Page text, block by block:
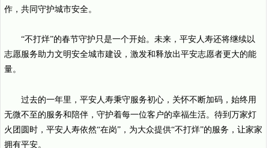
作，共同守护城市安全。
“不打烊”的春节守护只是一个开始。未来，平安人寿还将继续以
志愿服务助力文明安全城市建设，激发和释放出平安志愿者更大的能
量。
过去的一年里，平安人寿秉守服务初心，关怀不断加码，始终用
无微不至的服务和陪伴，守护着每一位客户的幸福生活。待到万家灯
火团圆时，平安人寿依然“在岗”，为大众提供“不打烊”的服务，让家家
拥有平安。